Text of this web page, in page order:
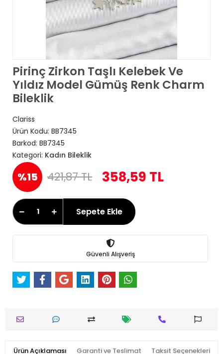
Pirinç Zirkon Taşlı Kelebek Ve
Yıldız Model Gümüş Renk Charm
Bileklik
Clariss
Ürün Kodu: BB7345
Barkod: BB7345
Kategori: Kadın Bileklik
%15 421,87 TL 358,59 TL
Sepete Ekle
Güvenli Alışveriş
Ürün Açıklaması Garanti ve Teslimat Taksit Seçenekleri